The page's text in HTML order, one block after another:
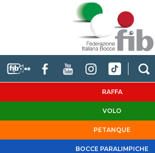
RAFFA
VOLO
PETANQUE
BOCCE PARALIMPICHE